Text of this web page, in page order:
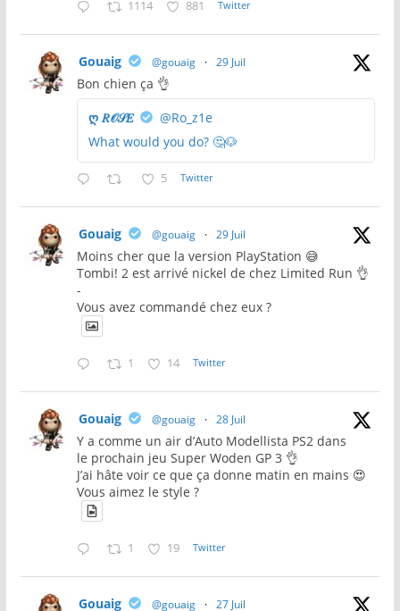
1114 881 Twitter
Gouaig @gouaig · 29 Juil
Bon chien ça 👌
ღ 𝑅𝒪𝒮𝐸
@Ro_z1e
What would you do? 🤔🐶
5 Twitter
Gouaig @gouaig · 29 Juil
Moins cher que la version PlayStation 😅
Tombi! 2 est arrivé nickel de chez Limited Run 👌
-
Vous avez commandé chez eux ?
1 14 Twitter
Gouaig @gouaig · 28 Juil
Y a comme un air d’Auto Modellista PS2 dans
le prochain jeu Super Woden GP 3 👌
J’ai hâte voir ce que ça donne matin en mains 😍
Vous aimez le style ?
1 19 Twitter
Gouaig @gouaig · 27 Juil